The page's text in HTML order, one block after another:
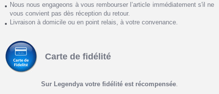
Nous nous engageons à vous rembourser l’article immédiatement s'il ne
vous convient pas dès réception du retour.
Livraison à domicile ou en point relais, à votre convenance.
Carte de fidélité
Sur Legendya votre fidélité est récompensée